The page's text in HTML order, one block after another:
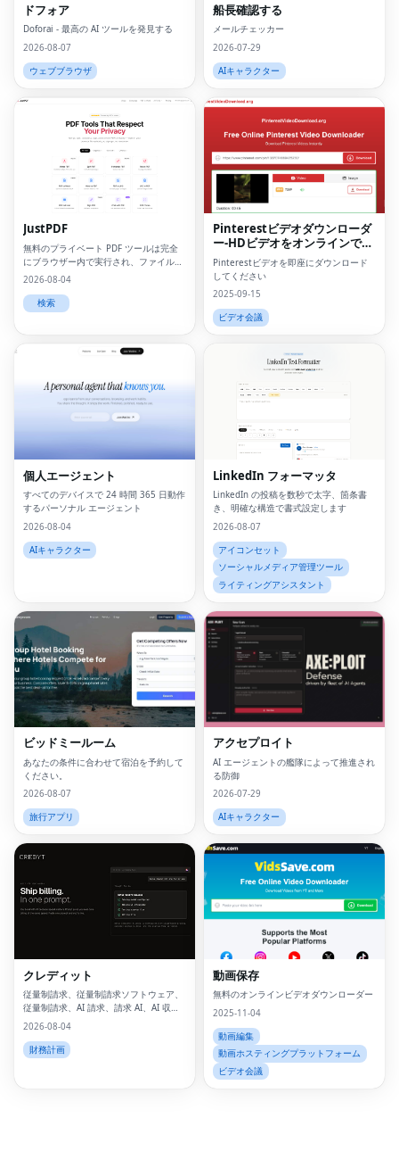
ドフォア
Doforai - 最高の AI ツールを発見する
2026-08-07
ウェブブラウザ
船長確認する
メールチェッカー
2026-07-29
AIキャラクター
JustPDF
無料のプライベート PDF ツールは完全
にブラウザー内で実行され、ファイルが
デバイスの外に出ることはありません。
2026-08-04
検索
Pinterestビデオダウンローダ
ー-HDビデオをオンラインでダ
ウンロードしてください
Pinterestビデオを即座にダウンロード
してください
2025-09-15
ビデオ会議
個人エージェント
すべてのデバイスで 24 時間 365 日動作
するパーソナル エージェント
2026-08-04
AIキャラクター
LinkedIn フォーマッタ
LinkedIn の投稿を数秒で太字、箇条書
き、明確な構造で書式設定します
2026-08-07
アイコンセット
ソーシャルメディア管理ツール
ライティングアシスタント
ビッドミールーム
あなたの条件に合わせて宿泊を予約して
ください。
2026-08-07
旅行アプリ
アクセプロイト
AI エージェントの艦隊によって推進され
る防御
2026-07-29
AIキャラクター
クレディット
従量制請求、従量制請求ソフトウェア、
従量制請求、AI 請求、請求 AI、AI 収益
化、消費量ベースの価格設定、従量制請
2026-08-04
財務計画
動画保存
無料のオンラインビデオダウンローダー
2025-11-04
動画編集
動画ホスティングプラットフォーム
ビデオ会議